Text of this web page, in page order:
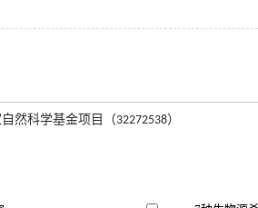
然科学基金项目（32272538）